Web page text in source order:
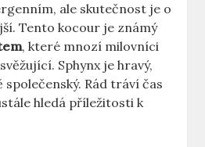
ale skutečnost je o
Tento kocour je známý
, které mnozí milovníci
Sphynx je hravý,
společenský. Rád tráví čas
hledá příležitosti k